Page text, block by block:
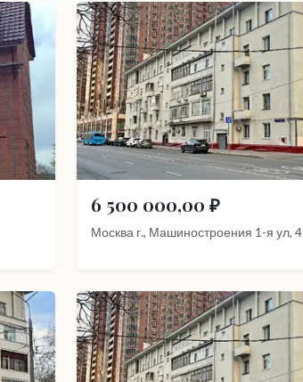
6 500 000,00 ₽
Москва г., Машиностроения 1-я ул, 4